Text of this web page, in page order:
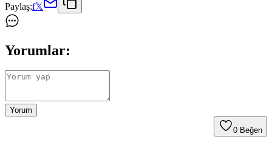
Paylaş:f𝕏
Yorumlar:
Yorum
0 Beğen